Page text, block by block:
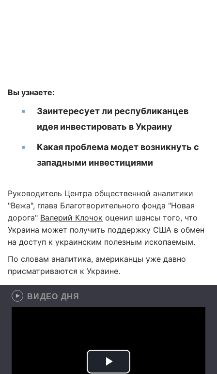
Вы узнаете:
Заинтересует ли республиканцев
идея инвестировать в Украину
Какая проблема модет возникнуть с
западными инвестициями
Руководитель Центра общественной аналитики
"Вежа", глава Благотворительного фонда "Новая
дорога" Валерий Клочок оценил шансы того, что
Украина может получить поддержку США в обмен
на доступ к украинским полезным ископаемым.
По словам аналитика, американцы уже давно
присматриваются к Украине.
ВИДЕО ДНЯ